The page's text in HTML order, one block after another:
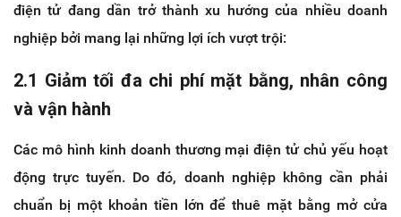
điện tử đang dần trở thành xu hướng của nhiều doanh
nghiệp bởi mang lại những lợi ích vượt trội:
2.1 Giảm tối đa chi phí mặt bằng, nhân công
và vận hành
Các mô hình kinh doanh thương mại điện tử chủ yếu hoạt
động trực tuyến. Do đó, doanh nghiệp không cần phải
chuẩn bị một khoản tiền lớn để thuê mặt bằng mở cửa